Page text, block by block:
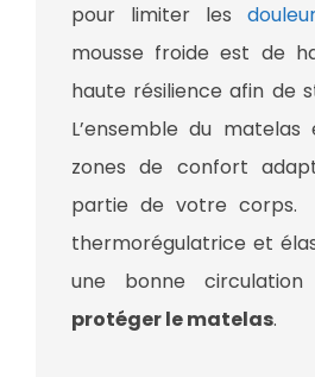
pour limiter les
mousse froide est de
haute résilience afin de
L’ensemble du
zones de confort
partie de votre corps.
thermorégulatrice et
une bonne
protéger le matelas.